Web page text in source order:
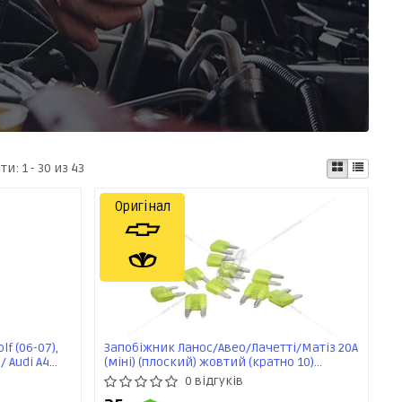
1 - 30 из 43
(06-07),
Audi A4
)
Запобіжник Ланос/Авео/Лачетті/Матіз 20А
(міні) (плоский) жовтий (кратно 10)
(96234922) GM0 відгуків
Оригінал